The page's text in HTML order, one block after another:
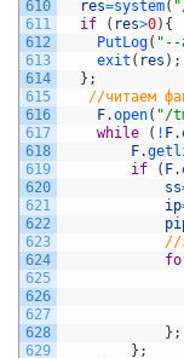
610
611
612
613
614
615
616
617
618
619
620
621
622
623
624
625
626
627
628
629
res=system(
if
( res>0) {
PutLog( "--
exit ( res ) ;
} ;
//читаем
F.open( "/
while
( ! F.
F.
if
( F.
ss
ip
//
} ;
} ;